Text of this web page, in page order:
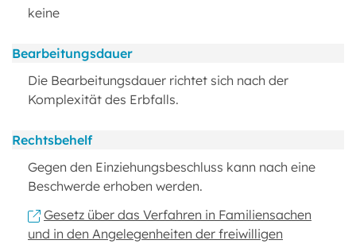
keine
Bearbeitungsdauer
Die Bearbeitungsdauer richtet sich nach der
Komplexität des Erbfalls.
Rechtsbehelf
Gegen den Einziehungsbeschluss kann nach eine
Beschwerde erhoben werden.
Gesetz über das Verfahren in Familiensachen
und in den Angelegenheiten der freiwilligen